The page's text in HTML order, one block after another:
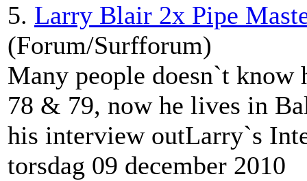
5. Larry Blair 2x Pipe
(Forum/Surfforum)
Many people doesn`t know
78 & 79, now he lives in
his interview outLarry`s
torsdag 09 december 2010